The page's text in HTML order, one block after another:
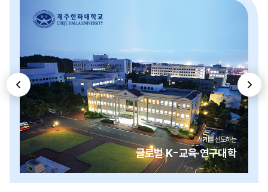
세계를 선도하는
글로벌 K-교육·연구대학
이
전
다
음